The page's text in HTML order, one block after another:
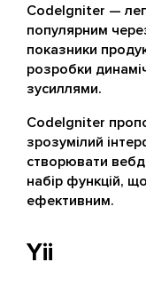
CodeIgniter —
популярним
показники
розробки
зусиллями.
CodeIgniter
зрозумілий
створювати
набір функцій,
ефективним.
Yii